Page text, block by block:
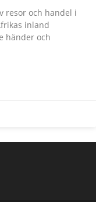
resor och handel i
inland
händer och